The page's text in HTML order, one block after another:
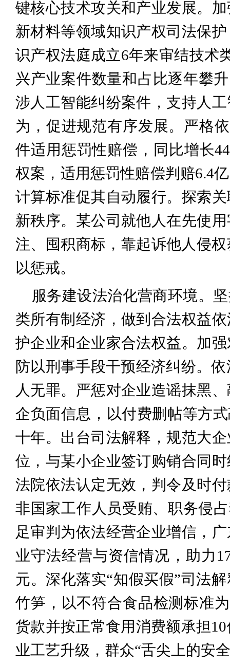
键核心技术攻关和产业发展。
新材料等领域知识产权司法保
识产权法庭成立6年来审结技术
兴产业案件数量和占比逐年攀
涉人工智能纠纷案件，支持人
为，促进规范有序发展。严格
件适用惩罚性赔偿，同比增长
权案，适用惩罚性赔偿判赔6.4
计算标准促其自动履行。探索
新秩序。某公司就他人在先使
注、囤积商标，靠起诉他人侵
以惩戒。
服务建设法治化营商环境。
类所有制经济，做到合法权益
护企业和企业家合法权益。加
防以刑事手段干预经济纠纷。
人无罪。严惩对企业造谣抹黑
企负面信息，以付费删帖等方
十年。出台司法解释，规范大
位，与某小企业签订购销合同
法院依法认定无效，判令及时
非国家工作人员受贿、职务侵
足审判为依法经营企业增信，
业守法经营与资信情况，助力
元。深化落实“知假买假”司法
竹笋，以不符合食品检测标准
货款并按正常食用消费额承担
业工艺升级，群众“舌尖上的安